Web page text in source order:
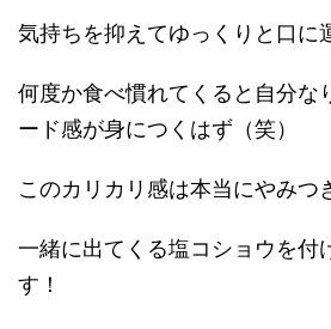
気持ちを抑えてゆっくりと口に
何度か食べ慣れてくると自分な
ード感が身につくはず（笑）
このカリカリ感は本当にやみつ
一緒に出てくる塩コショウを付
す！